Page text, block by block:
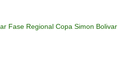
Fase Regional Copa Simon Bolivar